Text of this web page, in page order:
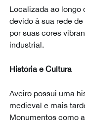
Localizada ao longo
devido à sua rede
por suas cores
industrial.
História e Cultura
Aveiro possui uma
medieval e mais
Monumentos como